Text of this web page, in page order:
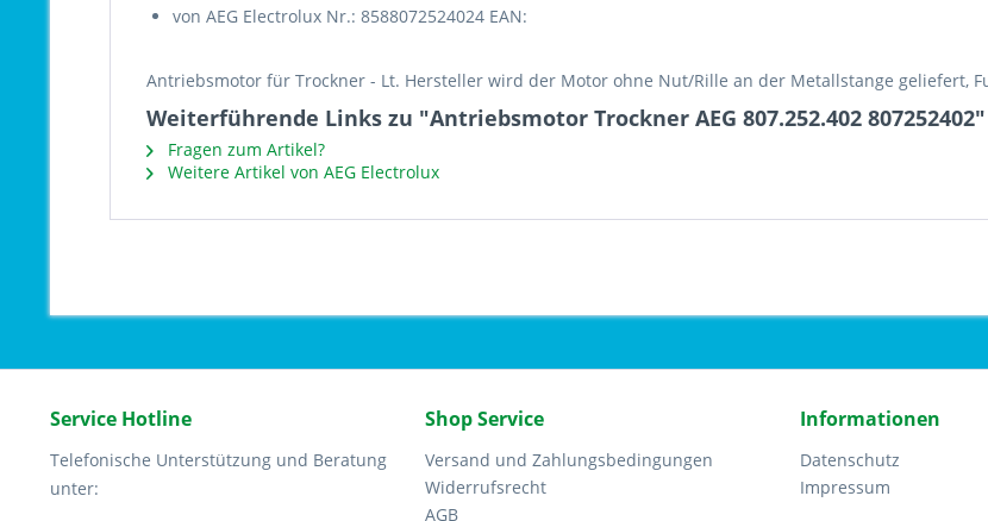
von AEG Electrolux Nr.: 8588072524024 EAN:
Antriebsmotor für Trockner - Lt. Hersteller wird der Motor ohne Nut/Rille an der Metallstange geliefert,
Weiterführende Links zu "Antriebsmotor Trockner AEG 807.252.402 807252402"
Fragen zum Artikel?
Weitere Artikel von AEG Electrolux
Service Hotline
Telefonische Unterstützung und Beratung
unter:
Shop Service
Versand und Zahlungsbedingungen
Widerrufsrecht
AGB
Informationen
Datenschutz
Impressum